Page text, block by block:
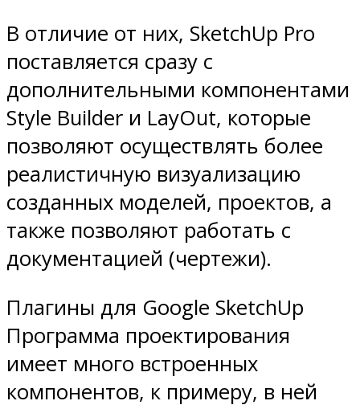
В отличие от них, SketchUp Pro
поставляется сразу с
дополнительными компонентами
Style Builder и LayOut, которые
позволяют осуществлять более
реалистичную визуализацию
созданных моделей, проектов, а
также позволяют работать с
документацией (чертежи).
Плагины для Google SketchUp
Программа проектирования
имеет много встроенных
компонентов, к примеру, в ней